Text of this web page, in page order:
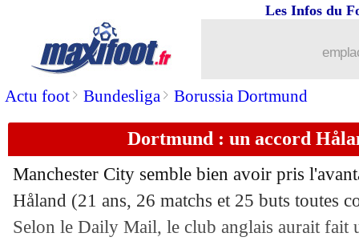
Actu foot> Bundesliga> Borussia Dortmund
Les Infos du
Dortmund : un accord
Manchester City semble bien avoir pris
Håland (21 ans, 26 matchs et 25 buts toutes
Selon le Daily Mail, le club anglais aurait fait
Man Utd
19/04 OM
19/04 PSG: le CUP tacle encore la bande à
19/04 OM : Nantes, un tournant pour
19/04 PSG : Pochettino évoque son avenir